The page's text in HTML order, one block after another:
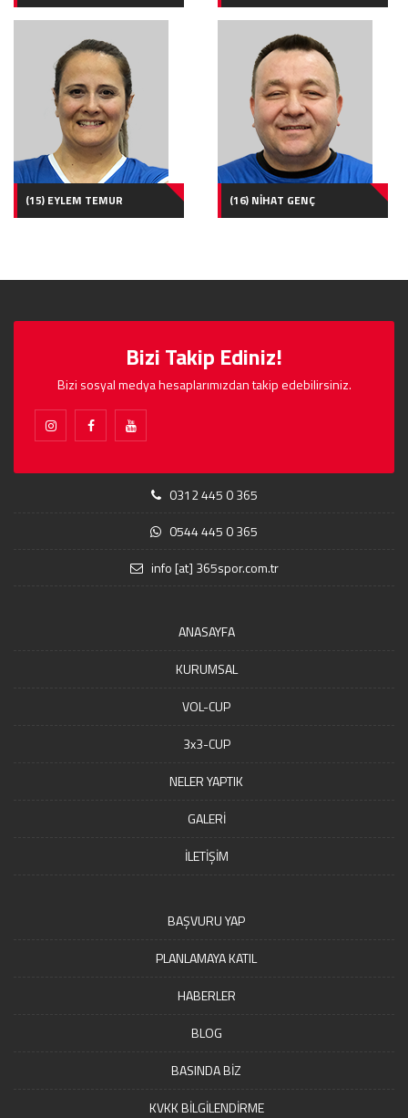
(15) EYLEM TEMUR (16) NİHAT GENÇ
Bizi Takip Ediniz!
Bizi sosyal medya hesaplarımızdan takip edebilirsiniz.
0312 445 0 365
0544 445 0 365
info [at] 365spor.com.tr
ANASAYFA
KURUMSAL
VOL-CUP
3x3-CUP
NELER YAPTIK
GALERİ
İLETİŞİM
BAŞVURU YAP
PLANLAMAYA KATIL
HABERLER
BLOG
BASINDA BİZ
KVKK BİLGİLENDİRME